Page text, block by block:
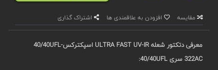
مقایسه افزودن به علاقمندی ها اشتراک گذاری
معرفی دتکتور شعله ULTRA FAST UV-IR
اسپکترکس40/40UFL-
322ACسری 40/40UFL
: